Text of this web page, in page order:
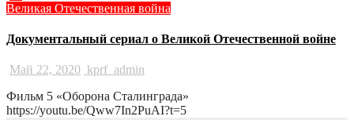
Великая Отечественная война
Документальный сериал о Великой Отечественной войне
Май 22, 2020 kprf_admin
Фильм 5 «Оборона Сталинграда»
https://youtu.be/Qww7In2PuAI?t=5